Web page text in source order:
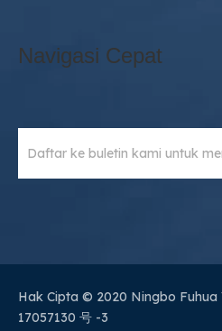
Navigasi Cepat
Hak Cipta © 2020 Ningbo Fuhua
17057130 号 -3